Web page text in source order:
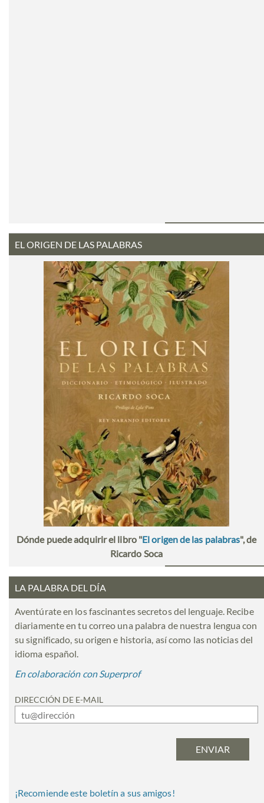
EL ORIGEN DE LAS PALABRAS
Dónde puede adquirir el libro "El origen de las palabras", de
Ricardo Soca
LA PALABRA DEL DÍA
Aventúrate en los fascinantes secretos del lenguaje. Recibe
diariamente en tu correo una palabra de nuestra lengua con
su significado, su origen e historia, así como las noticias del
idioma español.
En colaboración con Superprof
DIRECCIÓN DE E-MAIL
¡Recomiende este boletín a sus amigos!